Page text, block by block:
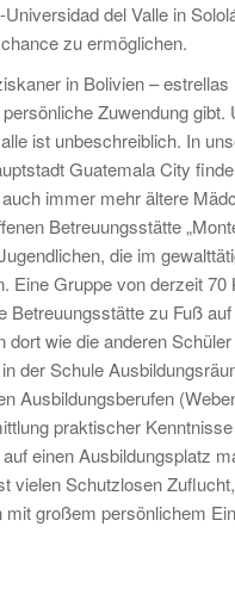
del Valle in
zu ermöglichen.
in Bolivien –
Zuwendung gibt.
ist unbeschreiblich. In
Guatemala City
immer mehr ältere
Betreuungsstätte
die im
Eine Gruppe von derzeit 70
Betreuungsstätte zu Fuß
wie die anderen Schüler
der Schule
Ausbildungsberufen
praktischer
einen Ausbildungsplatz
vielen Schutzlosen
großem persönlichem